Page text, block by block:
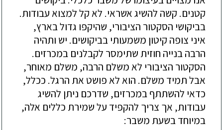
קטנים. קשה להשיג אשראי. לא קל למצוא עבודות.
בביקושי הסקטור הציבורי, שהיקפו גדול בארץ,
איני צופה קיטון משמעותי בביקושים. יש ותהיה
הרבה בנייה חוזית שתימסר לקבלנים במכרזים.
הסקטור הציבורי לא משלם הרבה, משלם מאוחר,
אבל תמיד משלם. הוא לא פושט את הרגל. ככלל,
כדאי להשתתף במכרזים, שדרכם ניתן להשיג
עבודות, אך צריך להקפיד על שמירת כללים אלה,
במיוחד בשעת משבר: